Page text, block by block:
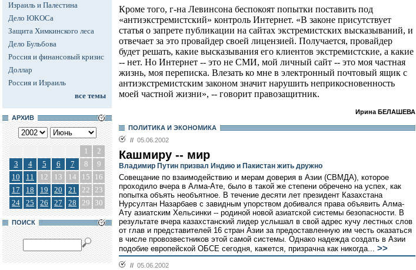
Израиль и Палестина
Дело ЮКОСа
Защита Химкинского леса
Дело Бульбова
Россия и финансовый кризис
Доллар
Россия и Израиль
все темы
АРХИВ
1
2
3
4 5 6 7 8
9
10
11 12 13 14 15
16
17
18 19 20 21 22 23
24
25 26 27 28 29 30
ПОИСК
Кроме того, г-на Левинсона беспокоят попытки поставить под
«антиэкстремистский» контроль Интернет. «В законе присутствует
статья о запрете публикации на сайтах экстремистских высказываний, и
отвечает за это провайдер своей лицензией. Получается, провайдер
будет решать, какие высказывания его клиентов экстремистские, а какие
-- нет. Но Интернет -- это не СМИ, мой личный сайт -- это моя частная
жизнь, моя переписка. Влезать ко мне в электронный почтовый ящик с
антиэкстремистским законом значит нарушить неприкосновенность
моей частной жизни», -- говорит правозащитник.
Ирина БЕЛАШЕВА
ПОЛИТИКА И ЭКОНОМИКА
// 05.06.2002
Кашмиру -- мир
Владимир Путин призвал Индию и Пакистан жить дружно
Совещание по взаимодействию и мерам доверия в Азии (СВМДА), которое
проходило вчера в Алма-Ате, было в такой же степени обречено на успех, как
попытка объять необъятное. В течение десяти лет президент Казахстана
Нурсултан Назарбаев с завидным упорством добивался права объявить Алма-
Ату азиатским Хельсинки -- родиной новой азиатской системы безопасности. В
результате вчера казахстанский лидер услышал в свой адрес кучу лестных слов
от глав и представителей 16 стран Азии за предоставленную им честь оказаться
в числе провозвестников этой самой системы. Однако надежда создать в Азии
подобие европейской ОБСЕ сегодня, кажется, призрачна как никогда... >>
// 05.06.2002